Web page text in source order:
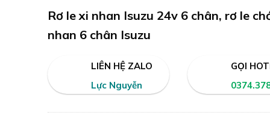
Rơ le xi nhan Isuzu 24v 6 chân, rơ le
nhan 6 chân Isuzu
LIÊN HỆ ZALO
Lực Nguyễn
GỌI